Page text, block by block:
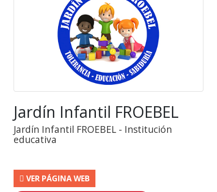
Jardín Infantil FROEBEL
Jardín Infantil FROEBEL - Institución
educativa
VER PÁGINA WEB